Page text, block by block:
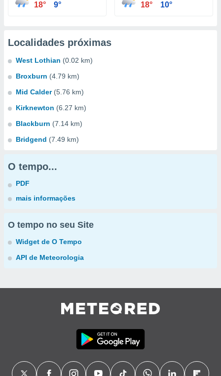
18° 9° 18° 10°
Localidades próximas
West Lothian (0.02 km)
Broxburn (4.79 km)
Mid Calder (5.76 km)
Kirknewton (6.27 km)
Blackburn (7.14 km)
Bridgend (7.49 km)
O tempo...
PDF
mais informações
O tempo no seu Site
Widget de O Tempo
API de Meteorologia